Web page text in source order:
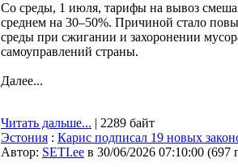
Со среды, 1 июля, тарифы на вывоз
среднем на 30–50%. Причиной стало
среды при сжигании и захоронении
самоуправлений страны.
Далее...
Читать дальше... | 2289 байт
Эстония : Карис подписал 19 новых
Автор: SETI.ee в 30/06/2026 07:10:00 (697